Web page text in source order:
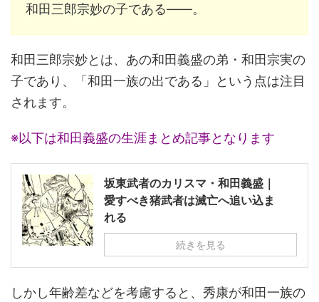
和田三郎宗妙の子である――。
和田三郎宗妙とは、あの和田義盛の弟・和田宗実の
子であり、「和田一族の出である」という点は注目
されます。
※以下は和田義盛の生涯まとめ記事となります
坂東武者のカリスマ・和田義盛｜
愛すべき猪武者は滅亡へ追い込ま
れる
続きを見る
しかし年齢差などを考慮すると、秀康が和田一族の